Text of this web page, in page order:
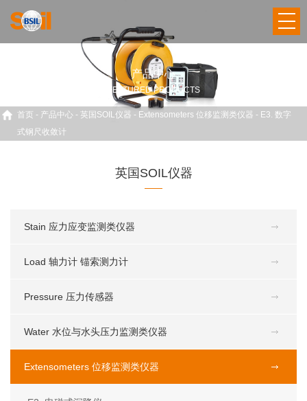
产品中心
FEATURED PRODUCTS
首页 - 产品中心 - 英国SOIL仪器 - Extensometers 位移监测类仪器 - E3. 数字
式钢尺收敛计
英国SOIL仪器
Stain 应力应变监测类仪器
Load 轴力计 锚索测力计
Pressure 压力传感器
Water 水位与水头压力监测类仪器
Extensometers 位移监测类仪器